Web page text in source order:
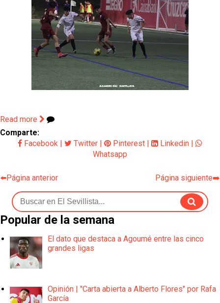
Read more
Comparte:
Facebook
Twitter Pinterest Linkedin
Whatsapp
⬅️Página anterior Página siguiente➡️
Popular de la semana
El dato que destaca a Agoumé entre las cinco
grandes ligas
Opinión | "Carta abierta a Alberto Flores" por Rafa
García